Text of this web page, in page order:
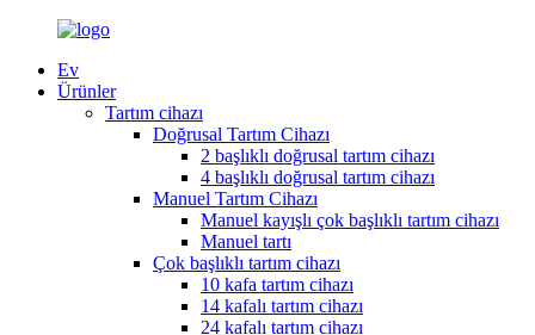
Ev
Ürünler
Tartım cihazı
Doğrusal Tartım Cihazı
2 başlıklı doğrusal tartım cihazı
4 başlıklı doğrusal tartım cihazı
Manuel Tartım Cihazı
Manuel kayışlı çok başlıklı tartım cihazı
Manuel tartı
Çok başlıklı tartım cihazı
10 kafa tartım cihazı
14 kafalı tartım cihazı
24 kafalı tartım cihazı